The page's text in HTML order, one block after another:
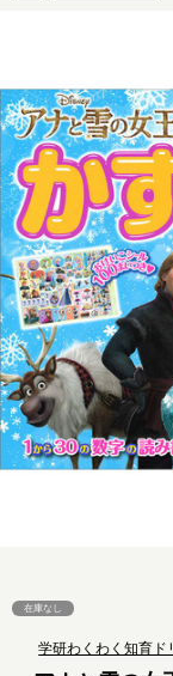
在庫なし
学研わくわく知育ド